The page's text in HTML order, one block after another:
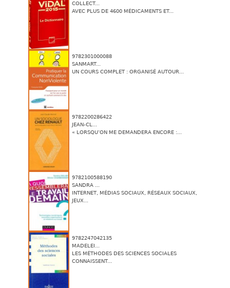
COLLECT...
AVEC PLUS DE 4600 MÉDICAMENTS ET...
9782301000088
SANMART...
UN COURS COMPLET : ORGANISÉ AUTOUR...
9782200286422
JEAN-CL...
« LORSQU’ON ME DEMANDERA ENCORE :...
9782100588190
SANDRA ...
INTERNET, MÉDIAS SOCIAUX, RÉSEAUX SOCIAUX,
JEUX...
9782247042135
MADELEI...
LES MÉTHODES DES SCIENCES SOCIALES
CONNAISSENT...